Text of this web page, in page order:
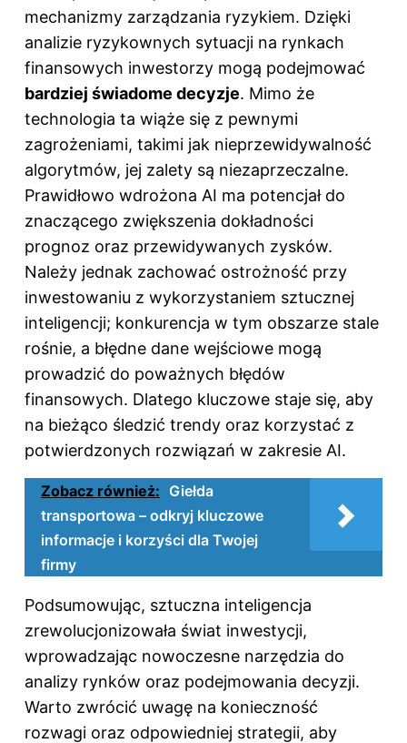
mechanizmy zarządzania ryzykiem. Dzięki
analizie ryzykownych sytuacji na rynkach
finansowych inwestorzy mogą podejmować
bardziej świadome decyzje. Mimo że
technologia ta wiąże się z pewnymi
zagrożeniami, takimi jak nieprzewidywalność
algorytmów, jej zalety są niezaprzeczalne.
Prawidłowo wdrożona AI ma potencjał do
znaczącego zwiększenia dokładności
prognoz oraz przewidywanych zysków.
Należy jednak zachować ostrożność przy
inwestowaniu z wykorzystaniem sztucznej
inteligencji; konkurencja w tym obszarze stale
rośnie, a błędne dane wejściowe mogą
prowadzić do poważnych błędów
finansowych. Dlatego kluczowe staje się, aby
na bieżąco śledzić trendy oraz korzystać z
potwierdzonych rozwiązań w zakresie AI.
Zobacz również: Giełda
transportowa – odkryj kluczowe
informacje i korzyści dla Twojej
firmy
Podsumowując, sztuczna inteligencja
zrewolucjonizowała świat inwestycji,
wprowadzając nowoczesne narzędzia do
analizy rynków oraz podejmowania decyzji.
Warto zwrócić uwagę na konieczność
rozwagi oraz odpowiedniej strategii, aby